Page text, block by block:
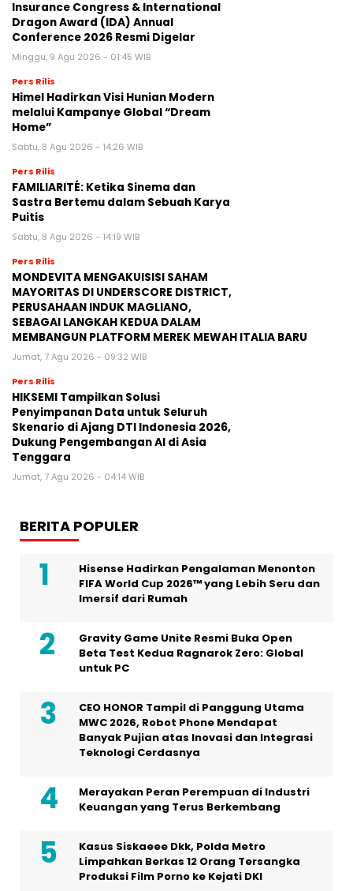
Insurance Congress & International
Dragon Award (IDA) Annual
Conference 2026 Resmi Digelar
Minggu, 9 Agu 2026 - 01:45 WIB
Pers Rilis
Himel Hadirkan Visi Hunian Modern
melalui Kampanye Global “Dream
Home”
Sabtu, 8 Agu 2026 - 14:26 WIB
Pers Rilis
FAMILIARITÉ: Ketika Sinema dan
Sastra Bertemu dalam Sebuah Karya
Puitis
Sabtu, 8 Agu 2026 - 14:19 WIB
Pers Rilis
MONDEVITA MENGAKUISISI SAHAM
MAYORITAS DI UNDERSCORE DISTRICT,
PERUSAHAAN INDUK MAGLIANO,
SEBAGAI LANGKAH KEDUA DALAM
MEMBANGUN PLATFORM MEREK MEWAH ITALIA BARU
Jumat, 7 Agu 2026 - 09:32 WIB
Pers Rilis
HIKSEMI Tampilkan Solusi
Penyimpanan Data untuk Seluruh
Skenario di Ajang DTI Indonesia 2026,
Dukung Pengembangan AI di Asia
Tenggara
Jumat, 7 Agu 2026 - 04:14 WIB
BERITA POPULER
Hisense Hadirkan Pengalaman Menonton
FIFA World Cup 2026™ yang Lebih Seru dan
Imersif dari Rumah
Gravity Game Unite Resmi Buka Open
Beta Test Kedua Ragnarok Zero: Global
untuk PC
CEO HONOR Tampil di Panggung Utama
MWC 2026, Robot Phone Mendapat
Banyak Pujian atas Inovasi dan Integrasi
Teknologi Cerdasnya
Merayakan Peran Perempuan di Industri
Keuangan yang Terus Berkembang
Kasus Siskaeee Dkk, Polda Metro
Limpahkan Berkas 12 Orang Tersangka
Produksi Film Porno ke Kejati DKI